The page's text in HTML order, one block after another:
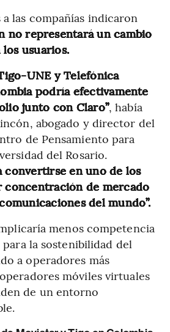
las compañías indicaron
no representará un cambio
usuarios.
UNE y Telefónica
podría efectivamente
junto con Claro”, había
abogado y director del
de Pensamiento para
del Rosario.
convertirse en uno de los
concentración de mercado
del mundo”.
menos competencia
la sostenibilidad del
a operadores más
móviles virtuales
de un entorno